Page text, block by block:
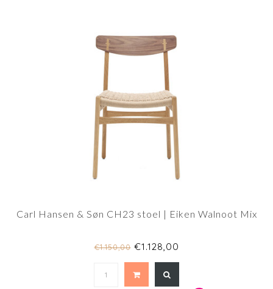
Carl Hansen & Søn CH23 stoel | Eiken Walnoot Mix
€1.150,00€1.128,00